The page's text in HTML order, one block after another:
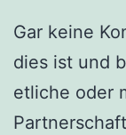
Gar keine
dies ist und
etliche oder